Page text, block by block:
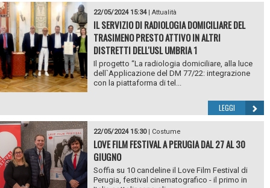
22/05/2024 15:34| Attualità
IL SERVIZIO DI RADIOLOGIA DOMICILIARE DEL
TRASIMENO PRESTO ATTIVO IN ALTRI
DISTRETTI DELL'USL UMBRIA 1
Il progetto “La radiologia domiciliare, alla luce
dell`Applicazione del DM 77/22: integrazione
con la piattaforma di tel...
LEGGI
22/05/2024 15:30| Costume
LOVE FILM FESTIVAL A PERUGIA DAL 27 AL 30
GIUGNO
Soffia su 10 candeline il Love Film Festival di
Perugia, festival cinematografico - il primo in